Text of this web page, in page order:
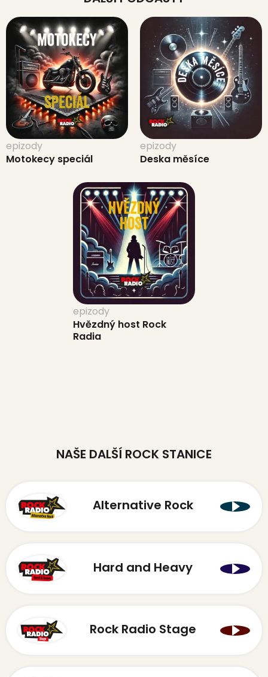
epizody
Motokecy speciál
epizody
Deska měsíce
epizody
Hvězdný host Rock
Radia
NAŠE DALŠÍ ROCK STANICE
Alternative Rock
Hard and Heavy
Rock Radio Stage